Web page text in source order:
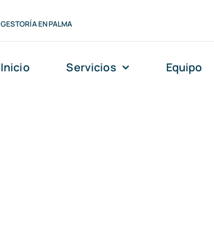
GESTORÍA EN PALMA
Inicio Servicios Equipo